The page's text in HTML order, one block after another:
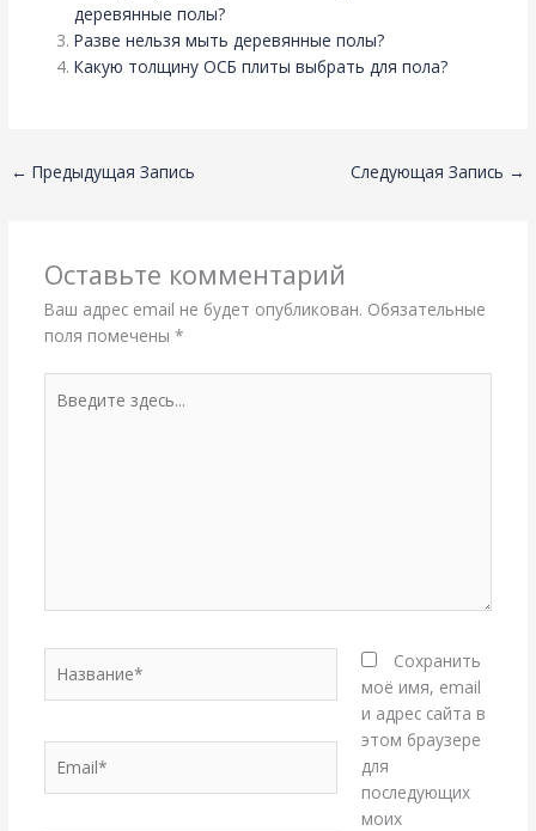
деревянные полы?
Разве нельзя мыть деревянные полы?
Какую толщину ОСБ плиты выбрать для пола?
← Предыдущая Запись Следующая Запись →
Оставьте комментарий
Ваш адрес email не будет опубликован. Обязательные
поля помечены *
здесь...
Сохранить
моё имя, email
и адрес сайта в
этом браузере
для
последующих
моих